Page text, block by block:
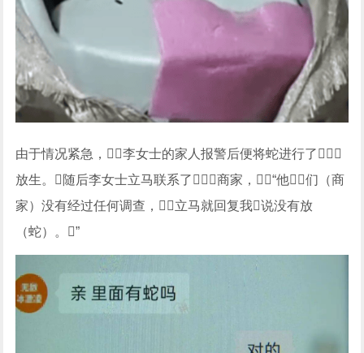
由于情况紧急，李女士的家人报警后便将蛇进行了
放生。随后李女士立马联系了商家，“他们（商
家）没有经过任何调查，立马就回复我说没有放
（蛇）。”